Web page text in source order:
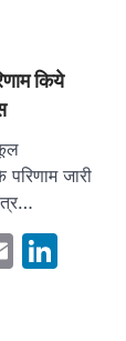
किये
परिणाम जारी
Email